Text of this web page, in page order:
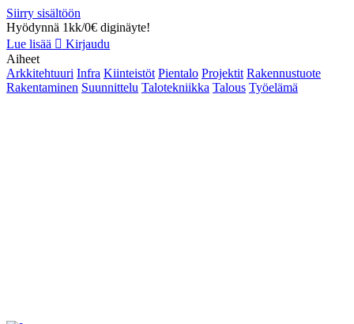
Siirry sisältöön
Hyödynnä 1kk/0€ diginäyte!
Lue lisää
Kirjaudu
Aiheet
Arkkitehtuuri Infra Kiinteistöt Pientalo Projektit Rakennustuote
Rakentaminen Suunnittelu Talotekniikka Talous Työelämä